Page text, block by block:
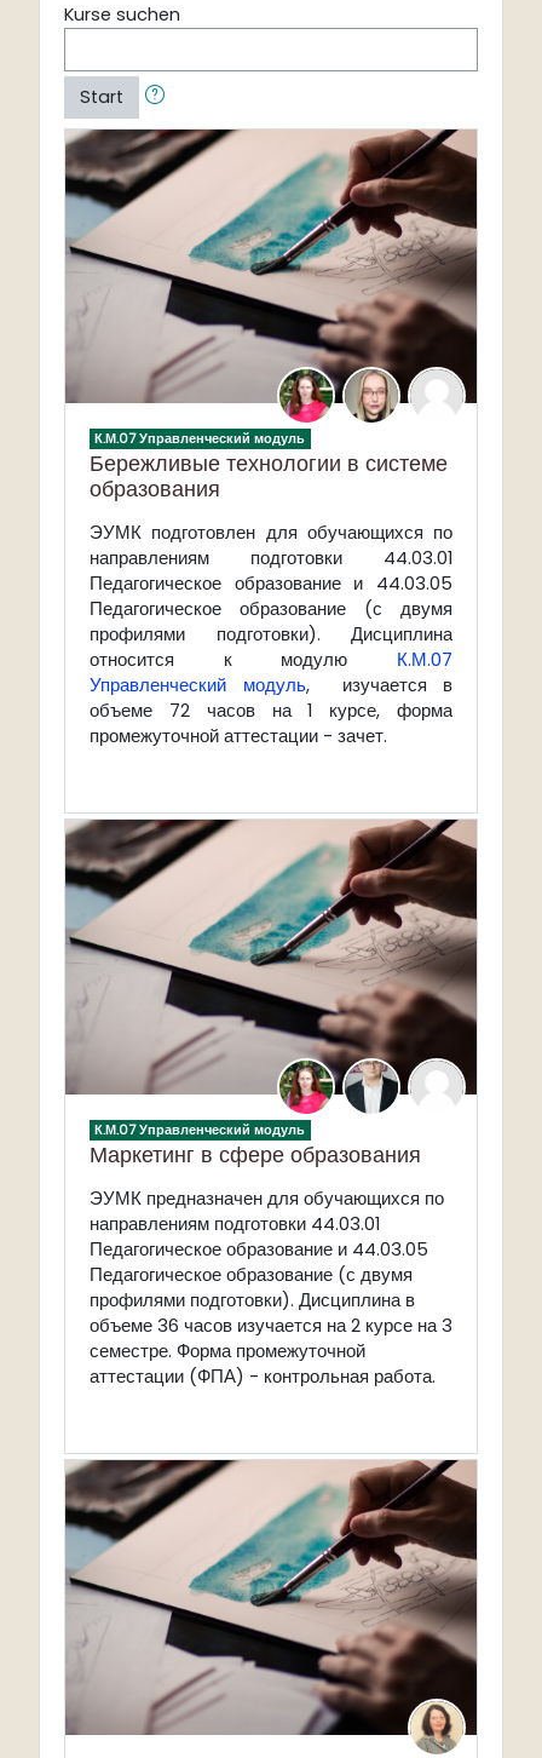
Kurse suchen
Start
К.М.07 Управленческий модуль
Бережливые технологии в системе
образования
ЭУМК подготовлен для обучающихся по
направлениям подготовки 44.03.01
Педагогическое образование и 44.03.05
Педагогическое образование (с двумя
профилями подготовки). Дисциплина
относится к модулю К.М.07
Управленческий модуль, изучается в
объеме 72 часов на 1 курсе, форма
промежуточной аттестации - зачет.
К.М.07 Управленческий модуль
Маркетинг в сфере образования
ЭУМК предназначен для обучающихся по
направлениям подготовки 44.03.01
Педагогическое образование и 44.03.05
Педагогическое образование (с двумя
профилями подготовки). Дисциплина в
объеме 36 часов изучается на 2 курсе на 3
семестре. Форма промежуточной
аттестации (ФПА) - контрольная работа.